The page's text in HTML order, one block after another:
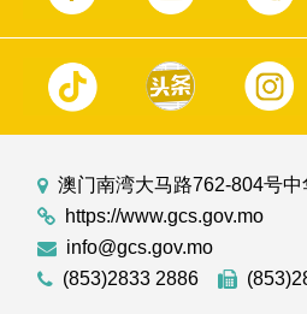
澳门南湾大马路762-804号中
https://www.gcs.gov.mo
info@gcs.gov.mo
(853)2833 2886